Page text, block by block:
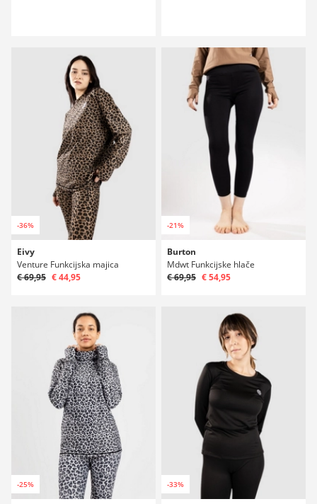
-36%
Eivy
Venture Funkcijska majica
€ 69,95 € 44,95
-21%
Burton
Mdwt Funkcijske hlače
€ 69,95 € 54,95
-25% -33%